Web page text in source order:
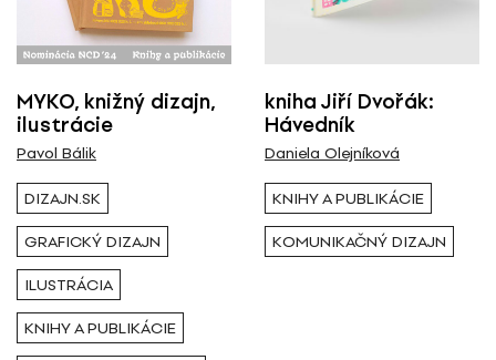
Všetci
Výstava / kolekcia
Všetky
Rok ( Ročník )
Všetky
Autor
MYKO, knižný dizajn,
ilustrácie
Pavol Bálik
DIZAJN.SK
GRAFICKÝ DIZAJN
ILUSTRÁCIA
KNIHY A PUBLIKÁCIE
kniha Jiří Dvořák:
Hávedník
Daniela Olejníková
KNIHY A PUBLIKÁCIE
KOMUNIKAČNÝ DIZAJN